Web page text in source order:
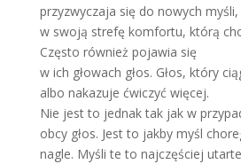
przyzwyczaja się do nowych
w swoją strefę komfortu, którą
Często również pojawia się
w ich głowach głos. Głos, który
albo nakazuje ćwiczyć więcej.
Nie jest to jednak tak jak w
obcy głos. Jest to jakby myśl
nagle. Myśli te to najczęściej